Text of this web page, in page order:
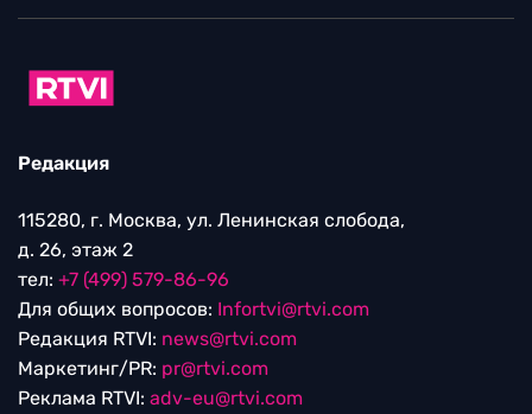
Редакция
115280, г. Москва, ул. Ленинская слобода,
д. 26, этаж 2
тел: +7 (499) 579-86-96
Для общих вопросов: Infortvi@rtvi.com
Редакция RTVI: news@rtvi.com
Маркетинг/PR: pr@rtvi.com
Реклама RTVI: adv-eu@rtvi.com